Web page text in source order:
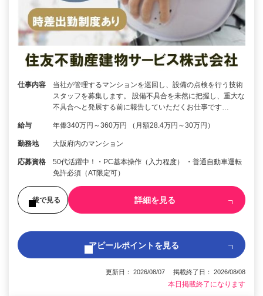
仕事内容
当社が管理するマンションを巡回し、設備の点検を行う技術
スタッフを募集します。 設備不具合を未然に把握し、重大な
不具合へと発展する前に報告していただくお仕事です…
給与 年俸340万円～360万円 （月額28.4万円～30万円）
勤務地 大阪府内のマンション
応募資格
50代活躍中！・PC基本操作（入力程度） ・普通自動車運転
免許必須（AT限定可）
後で見る 詳細を見る
アピールポイントを見る
更新日： 2026/08/07 掲載終了日： 2026/08/08
本日掲載終了になります